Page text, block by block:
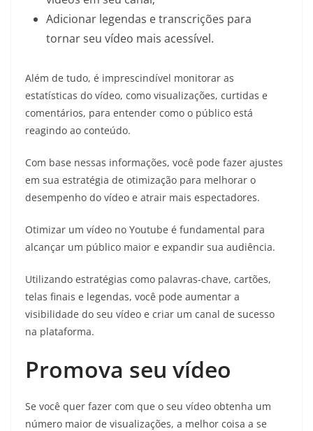
Adicionar legendas e transcrições para
tornar seu vídeo mais acessível.
Além de tudo, é imprescindível monitorar as
estatísticas do vídeo, como visualizações, curtidas e
comentários, para entender como o público está
reagindo ao conteúdo.
Com base nessas informações, você pode fazer ajustes
em sua estratégia de otimização para melhorar o
desempenho do vídeo e atrair mais espectadores.
Otimizar um vídeo no Youtube é fundamental para
alcançar um público maior e expandir sua audiência.
Utilizando estratégias como palavras-chave, cartões,
telas finais e legendas, você pode aumentar a
visibilidade do seu vídeo e criar um canal de sucesso
na plataforma.
Promova seu vídeo
Se você quer fazer com que o seu vídeo obtenha um
número maior de visualizações, a melhor coisa a se